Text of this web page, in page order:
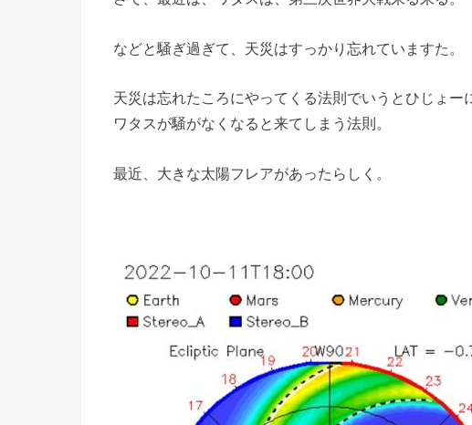
などと騒ぎ過ぎて、天災はすっかり忘れていますた。
天災は忘れたころにやってくる法則でいうとひじょー
ワタスが騒がなくなると来てしまう法則。
最近、大きな太陽フレアがあったらしく。